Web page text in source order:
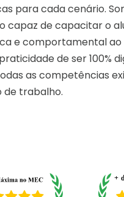
para cada cenário.
capaz de capacitar o
e comportamental
de ser 100%
as competências
de trabalho.